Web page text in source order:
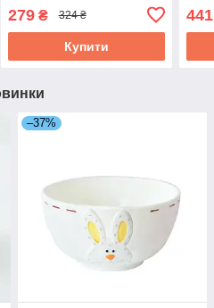
279₴ 324 ₴
Купити
441
–37%